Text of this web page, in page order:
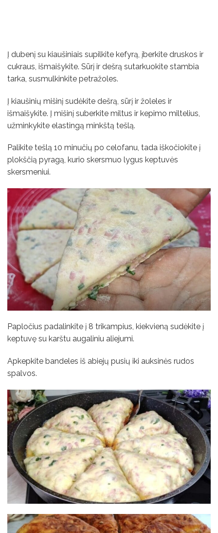
Į dubenį su kiaušiniais supilkite kefyrą, įberkite druskos ir
cukraus, išmaišykite. Sūrį ir dešrą sutarkuokite stambia
tarka, susmulkinkite petražoles.
Į kiaušinių mišinį sudėkite dešrą, sūrį ir žoleles ir
išmaišykite. Į mišinį suberkite miltus ir kepimo miltelius,
užminkykite elastingą minkštą tešlą.
Palikite tešlą 10 minučių po celofanu, tada iškočiokite į
plokščią pyragą, kurio skersmuo lygus keptuvės
skersmeniui.
Papločius padalinkite į 8 trikampius, kiekvieną sudėkite į
keptuvę su karštu augaliniu aliejumi.
Apkepkite bandeles iš abiejų pusių iki auksinės rudos
spalvos.